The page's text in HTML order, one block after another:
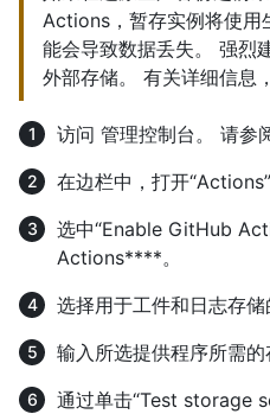
Actions，暂存实例将使用
能会导致数据丢失。 强烈
外部存储。 有关详细信息
访问 管理控制台。 请参
在边栏中，打开
选中“Enable GitHub
Actions****。
选择用于工件和日志存储
输入所选提供程序所需的
通过单击“Test storage